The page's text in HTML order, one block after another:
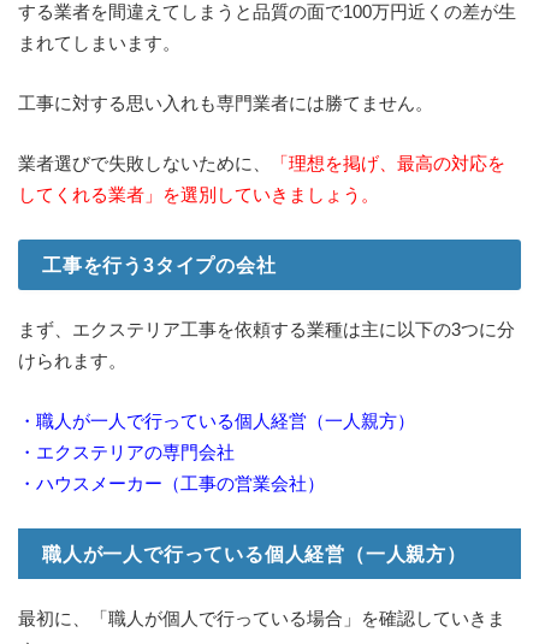
する業者を間違えてしまうと品質の面で100万円近くの差が生
まれてしまいます。
工事に対する思い入れも専門業者には勝てません。
業者選びで失敗しないために、
「理想を掲げ、最高の対応を
してくれる業者」を選別していきましょう。
工事を行う3タイプの会社
まず、エクステリア工事を依頼する業種は主に以下の3つに分
けられます。
・職人が一人で行っている個人経営（一人親方）
・エクステリアの専門会社
・ハウスメーカー（工事の営業会社）
職人が一人で行っている個人経営（一人親方）
最初に、「職人が個人で行っている場合」を確認していきま